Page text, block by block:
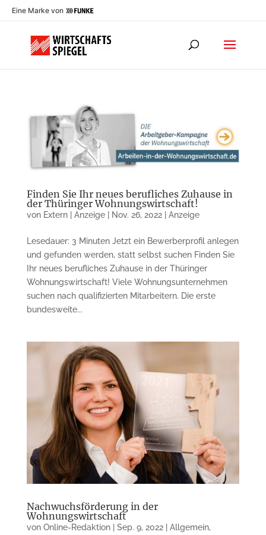
Eine Marke von
Finden Sie Ihr neues berufliches Zuhause in
der Thüringer Wohnungswirtschaft!
von Extern | Anzeige| Nov. 26, 2022| Anzeige
Lesedauer: 3 Minuten Jetzt ein Bewerberprofil anlegen
und gefunden werden, statt selbst suchen Finden Sie
Ihr neues berufliches Zuhause in der Thüringer
Wohnungs­wirtschaft! Viele Wohnungsunternehmen
suchen nach qualifizierten Mit­arbeitern. Die erste
bundes­weite...
Nachwuchsförderung in der
Wohnungswirtschaft
von Online-Redaktion| Sep. 9, 2022| Allgemein,